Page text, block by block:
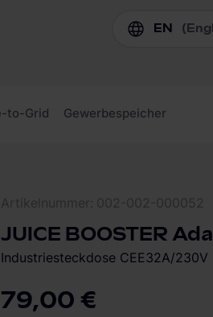
79,00 €
JUICE BOOSTER
Industriesteckdose CEE32A/230V